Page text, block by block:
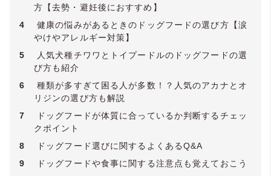
方【去勢・避妊後におすすめ】
4
健康の悩みがあるときのドッグフードの選び方【涙
やけやアレルギー対策】
5
人気犬種チワワとトイプードルのドッグフードの選
び方も紹介
6
種類が多すぎて困る人が多数！？人気のアカナとオ
リジンの選び方も解説
7
ドッグフードが体質に合っているか判断するチェッ
クポイント
8
ドッグフード選びに関するよくあるQ&A
9
ドッグフードや食事に関する注意点も覚えておこう